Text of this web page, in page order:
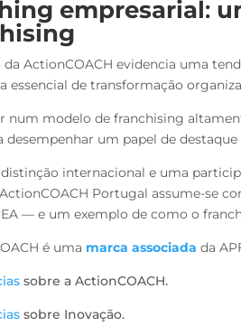
empresarial:
da ActionCOACH evidencia uma
essencial de transformação
num modelo de franchising
desempenhar um papel de
internacional e uma
Portugal assume-se
— e um exemplo de como o
é uma marca associada da
sobre a ActionCOACH.
sobre Inovação.